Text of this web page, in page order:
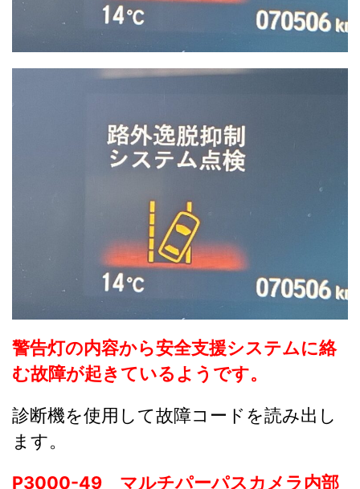
警告灯の内容から安全支援システムに絡
む故障が起きているようです。
診断機を使用して故障コードを読み出し
ます。
P3000-49 マルチパーパスカメラ内部